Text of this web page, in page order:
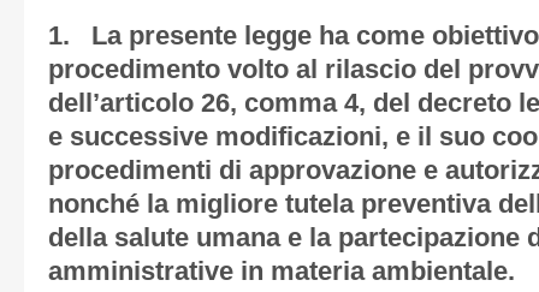
1. La presente legge ha come
procedimento volto al rilascio del
dell’articolo 26, comma 4, del decreto
e successive modificazioni, e il suo
procedimenti di approvazione e
nonché la migliore tutela preventiva
della salute umana e la partecipazione
amministrative in materia ambientale.